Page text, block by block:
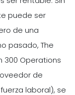
puede ser
de una
pasado, The
300 Operations
de
laboral), se